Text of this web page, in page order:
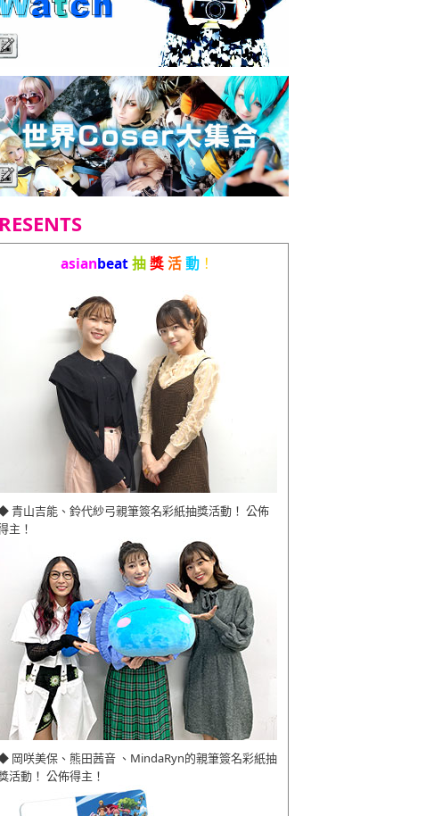
asianbeat抽獎活動 ！
青山吉能、鈴代紗弓親筆簽名彩紙抽獎活動！ 公佈
主！
岡咲美保、熊田茜音 、MindaRyn的親筆簽名彩紙抽
活動！ 公佈得主！